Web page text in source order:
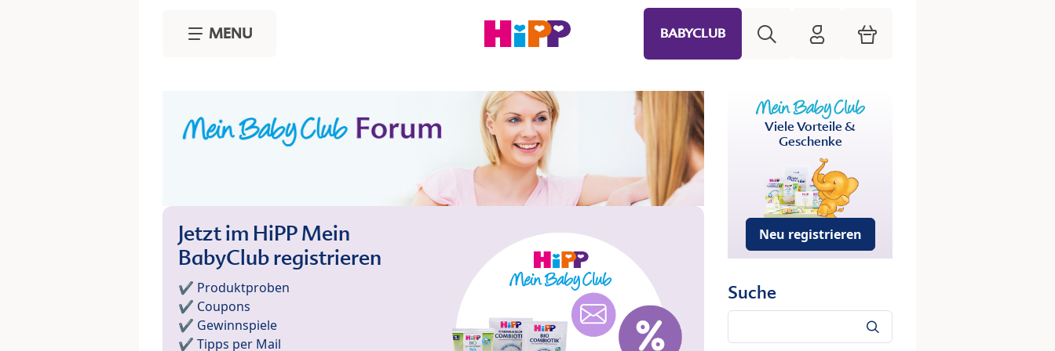
MENU BABYCLUB HiPP Mein Babyclub
Warenkorb
Jetzt im HiPP Mein
BabyClub registrieren
✔️ Produktproben
✔️ Coupons
✔️ Gewinnspiele
✔️ Tipps per Mail
Viele Vorteile &
Geschenke
Neu registrieren
Suche